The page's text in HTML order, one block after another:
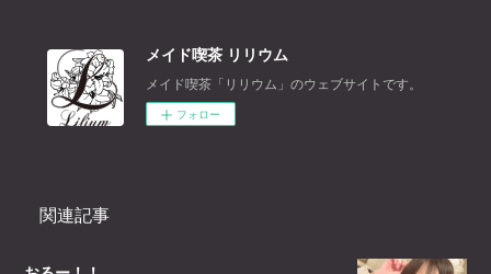
メイド喫茶 リリウム
メイド喫茶「リリウム」のウェブサイトです。
フォロー
関連記事